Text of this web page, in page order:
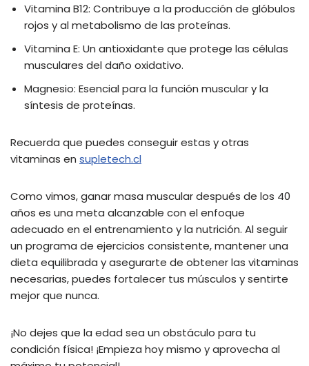
Vitamina B12: Contribuye a la producción de glóbulos
rojos y al metabolismo de las proteínas.
Vitamina E: Un antioxidante que protege las células
musculares del daño oxidativo.
Magnesio: Esencial para la función muscular y la
síntesis de proteínas.
Recuerda que puedes conseguir estas y otras
vitaminas en supletech.cl
Como vimos, ganar masa muscular después de los 40
años es una meta alcanzable con el enfoque
adecuado en el entrenamiento y la nutrición. Al seguir
un programa de ejercicios consistente, mantener una
dieta equilibrada y asegurarte de obtener las vitaminas
necesarias, puedes fortalecer tus músculos y sentirte
mejor que nunca.
¡No dejes que la edad sea un obstáculo para tu
condición física! ¡Empieza hoy mismo y aprovecha al